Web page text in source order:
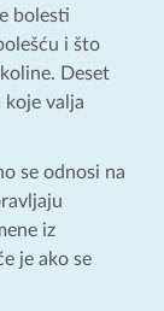
bolesti
i što
Deset
koje valja
se odnosi na
iz
je ako se